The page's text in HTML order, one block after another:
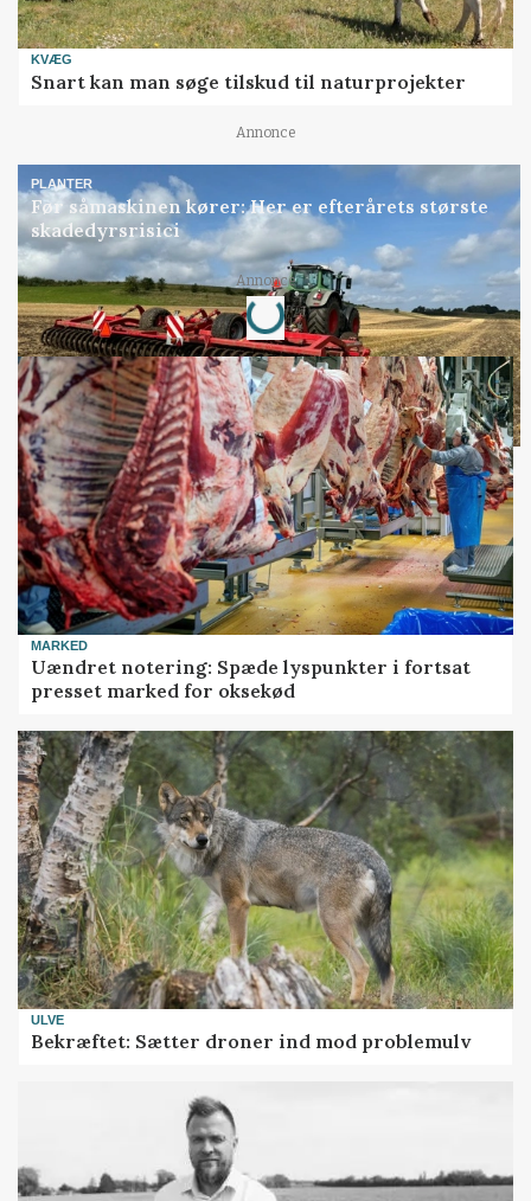
KVÆG
Snart kan man søge tilskud til naturprojekter
Annonce
PLANTER
Før såmaskinen kører: Her er efterårets største
skadedyrsrisici
Annonce
Loading...
MARKED
Uændret notering: Spæde lyspunkter i fortsat
presset marked for oksekød
ULVE
Bekræftet: Sætter droner ind mod problemulv